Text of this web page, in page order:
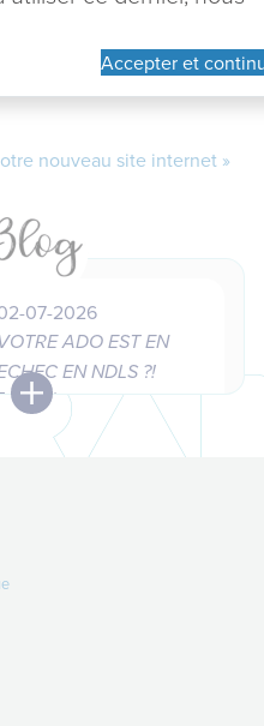
nouveau site internet
07-2026
ADO EST EN
EN NDLS ?!
jours à ne pas manquer
Lire +
Accepter et